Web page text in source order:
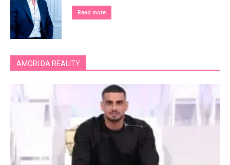
Read more
AMORI DA REALITY